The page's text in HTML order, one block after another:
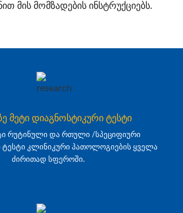
მის მომზადების ინსტრუქციებს.
მეტი დიაგნოსტიკური ტესტი
რუტინული და რთული /სპეციფიური
ტესტი კლინიკური პათოლოგიების ყველა
ძირითად სფეროში.